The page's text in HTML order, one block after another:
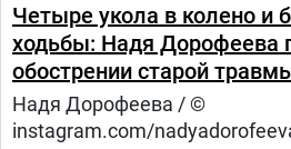
Четыре укола в колено и
ходьбы: Надя Дорофеева
обострении старой
Надя Дорофеева / ©
instagram.com/